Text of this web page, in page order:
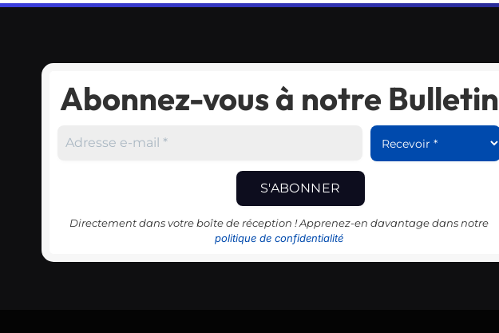
Abonnez-vous à notre Bulletin
Directement dans votre boîte de réception ! Apprenez-en davantage dans notre
politique de confidentialité